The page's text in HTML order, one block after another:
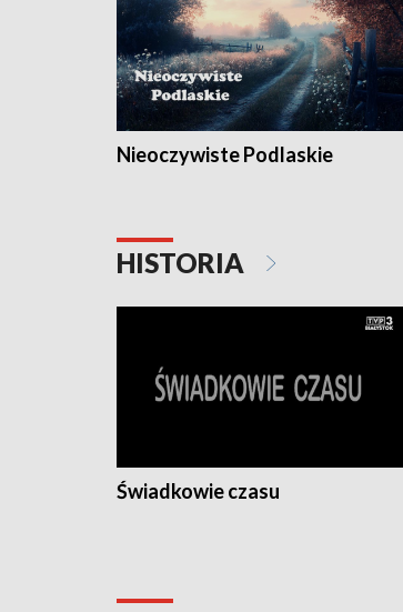
Nieoczywiste Podlaskie
HISTORIA
Świadkowie czasu